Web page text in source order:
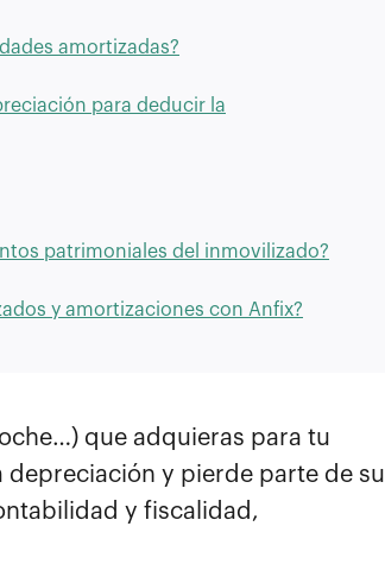
amortizadas?
para deducir la
patrimoniales del inmovilizado?
y amortizaciones con Anfix?
que adquieras para tu
depreciación y pierde parte de su
y fiscalidad,